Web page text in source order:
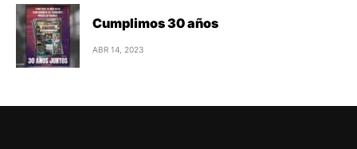
Cumplimos 30 años
ABR 14, 2023